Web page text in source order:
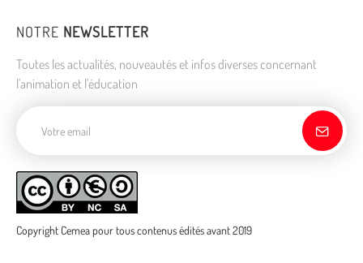
NOTRE NEWSLETTER
Toutes les actualités, nouveautés et infos diverses concernant
l'animation et l'éducation
Copyright Cemea pour tous contenus édités avant 2019